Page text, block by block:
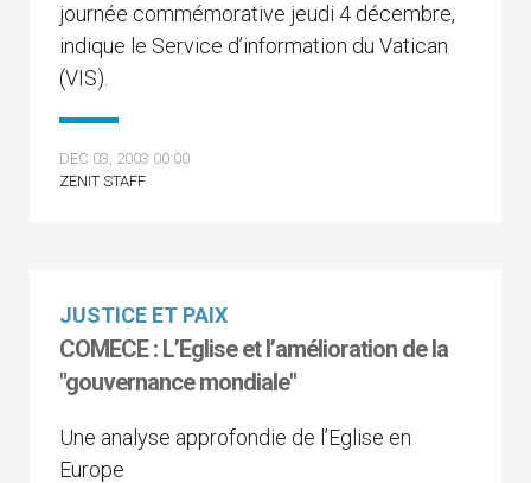
journée commémorative jeudi 4 décembre,
indique le Service d’information du Vatican
(VIS).
DEC 03, 2003 00:00
ZENIT STAFF
JUSTICE ET PAIX
COMECE : L’Eglise et l’amélioration de la
"gouvernance mondiale"
Une analyse approfondie de l’Eglise en
Europe